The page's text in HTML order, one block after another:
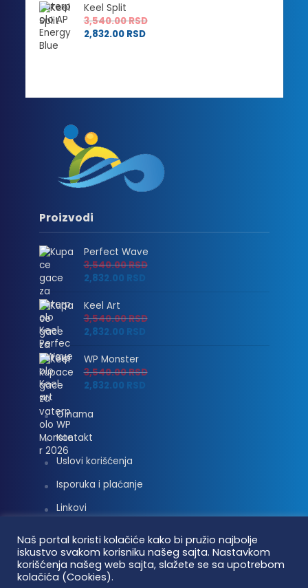
Keel Split
3,540.00RSD
2,832.00 RSD
Proizvodi
Perfect Wave
3,540.00RSD
2,832.00 RSD
Keel Art
3,540.00RSD
2,832.00 RSD
WP Monster
3,540.00RSD
2,832.00 RSD
O nama
Kontakt
Uslovi korišćenja
Isporuka i plaćanje
Linkovi
Vaterpolo vesti © 2026. Sva prava zadržana.
Naš portal koristi kolačiće kako bi pružio najbolje
iskustvo svakom korisniku našeg sajta. Nastavkom
korišćenja našeg web sajta, slažete se sa upotrebom
kolačića (Cookies).